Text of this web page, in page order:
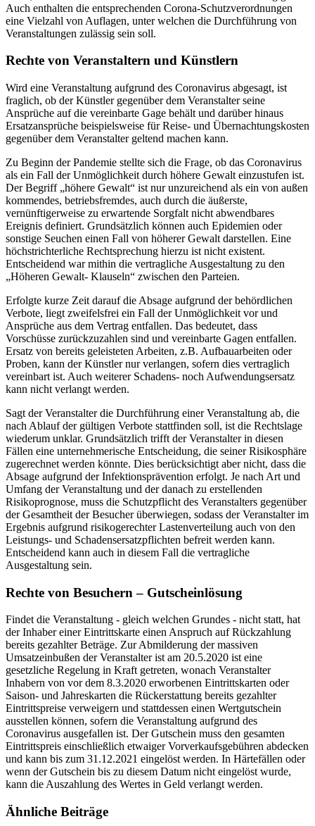
Auch enthalten die entsprechenden Corona-Schutzverordnungen
eine Vielzahl von Auflagen, unter welchen die Durchführung von
Veranstaltungen zulässig sein soll.
Rechte von Veranstaltern und Künstlern
Wird eine Veranstaltung aufgrund des Coronavirus abgesagt, ist
fraglich, ob der Künstler gegenüber dem Veranstalter seine
Ansprüche auf die vereinbarte Gage behält und darüber hinaus
Ersatzansprüche beispielsweise für Reise- und Übernachtungskosten
gegenüber dem Veranstalter geltend machen kann.
Zu Beginn der Pandemie stellte sich die Frage, ob das Coronavirus
als ein Fall der Unmöglichkeit durch höhere Gewalt einzustufen ist.
Der Begriff „höhere Gewalt“ ist nur unzureichend als ein von außen
kommendes, betriebsfremdes, auch durch die äußerste,
vernünftigerweise zu erwartende Sorgfalt nicht abwendbares
Ereignis definiert. Grundsätzlich können auch Epidemien oder
sonstige Seuchen einen Fall von höherer Gewalt darstellen. Eine
höchstrichterliche Rechtsprechung hierzu ist nicht existent.
Entscheidend war mithin die vertragliche Ausgestaltung zu den
„Höheren Gewalt- Klauseln“ zwischen den Parteien.
Erfolgte kurze Zeit darauf die Absage aufgrund der behördlichen
Verbote, liegt zweifelsfrei ein Fall der Unmöglichkeit vor und
Ansprüche aus dem Vertrag entfallen. Das bedeutet, dass
Vorschüsse zurückzuzahlen sind und vereinbarte Gagen entfallen.
Ersatz von bereits geleisteten Arbeiten, z.B. Aufbauarbeiten oder
Proben, kann der Künstler nur verlangen, sofern dies vertraglich
vereinbart ist. Auch weiterer Schadens- noch Aufwendungsersatz
kann nicht verlangt werden.
Sagt der Veranstalter die Durchführung einer Veranstaltung ab, die
nach Ablauf der gültigen Verbote stattfinden soll, ist die Rechtslage
wiederum unklar. Grundsätzlich trifft der Veranstalter in diesen
Fällen eine unternehmerische Entscheidung, die seiner Risikosphäre
zugerechnet werden könnte. Dies berücksichtigt aber nicht, dass die
Absage aufgrund der Infektionsprävention erfolgt. Je nach Art und
Umfang der Veranstaltung und der danach zu erstellenden
Risikoprognose, muss die Schutzpflicht des Veranstalters gegenüber
der Gesamtheit der Besucher überwiegen, sodass der Veranstalter im
Ergebnis aufgrund risikogerechter Lastenverteilung auch von den
Leistungs- und Schadensersatzpflichten befreit werden kann.
Entscheidend kann auch in diesem Fall die vertragliche
Ausgestaltung sein.
Rechte von Besuchern – Gutscheinlösung
Findet die Veranstaltung - gleich welchen Grundes - nicht statt, hat
der Inhaber einer Eintrittskarte einen Anspruch auf Rückzahlung
bereits gezahlter Beträge. Zur Abmilderung der massiven
Umsatzeinbußen der Veranstalter ist am 20.5.2020 ist eine
gesetzliche Regelung in Kraft getreten, wonach Veranstalter
Inhabern von vor dem 8.3.2020 erworbenen Eintrittskarten oder
Saison- und Jahreskarten die Rückerstattung bereits gezahlter
Eintrittspreise verweigern und stattdessen einen Wertgutschein
ausstellen können, sofern die Veranstaltung aufgrund des
Coronavirus ausgefallen ist. Der Gutschein muss den gesamten
Eintrittspreis einschließlich etwaiger Vorverkaufsgebühren abdecken
und kann bis zum 31.12.2021 eingelöst werden. In Härtefällen oder
wenn der Gutschein bis zu diesem Datum nicht eingelöst wurde,
kann die Auszahlung des Wertes in Geld verlangt werden.
Ähnliche Beiträge